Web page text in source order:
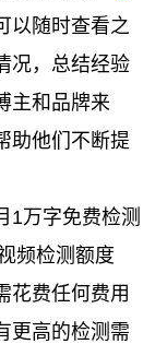
以随时查看之
况，总结经验
主和品牌来
助他们不断提
1万字免费检测
频检测额度
花费任何费用
更高的检测需